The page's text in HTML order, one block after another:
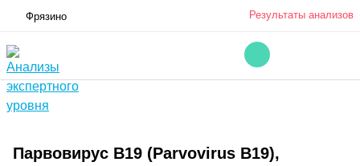
Фрязино Результаты анализов
Парвовирус В19 (Parvovirus B19),